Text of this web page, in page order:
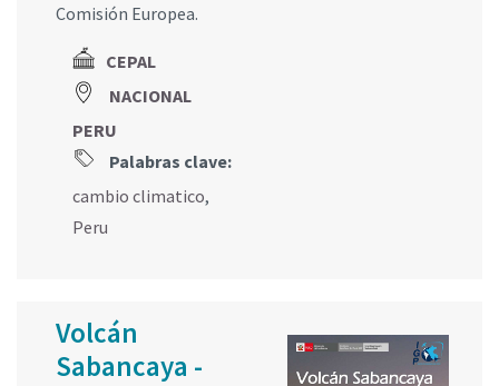
Comisión Europea.
CEPAL
NACIONAL
PERU
Palabras clave:
cambio climatico,
Peru
Volcán
Sabancaya -